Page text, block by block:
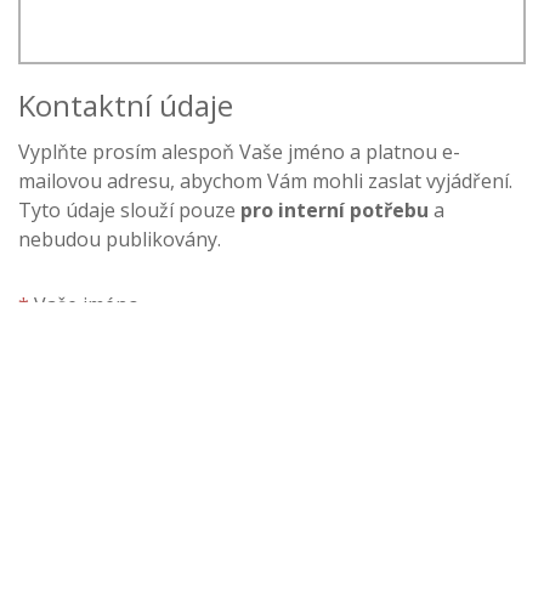
Kontaktní údaje
Vyplňte prosím alespoň Vaše jméno a platnou e-
mailovou adresu, abychom Vám mohli zaslat vyjádření.
Tyto údaje slouží pouze pro interní potřebu a
nebudou publikovány.
* Vaše jméno